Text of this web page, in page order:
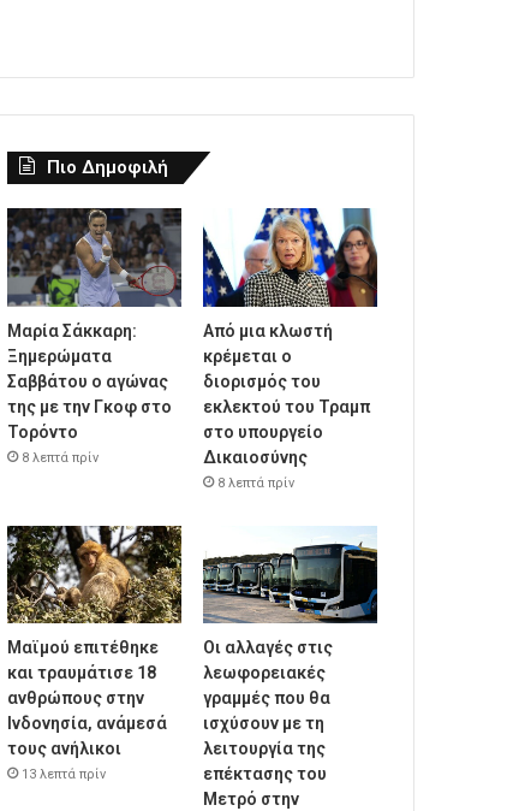
Πιο Δημοφιλή
Μαρία Σάκκαρη:
Ξημερώματα
Σαββάτου ο αγώνας
της με την Γκοφ στο
Τορόντο
8 λεπτά πρίν
Από μια κλωστή
κρέμεται ο
διορισμός του
εκλεκτού του Τραμπ
στο υπουργείο
Δικαιοσύνης
8 λεπτά πρίν
Μαϊμού επιτέθηκε
και τραυμάτισε 18
ανθρώπους στην
Ινδονησία, ανάμεσά
τους ανήλικοι
13 λεπτά πρίν
Οι αλλαγές στις
λεωφορειακές
γραμμές που θα
ισχύσουν με τη
λειτουργία της
επέκτασης του
Μετρό στην